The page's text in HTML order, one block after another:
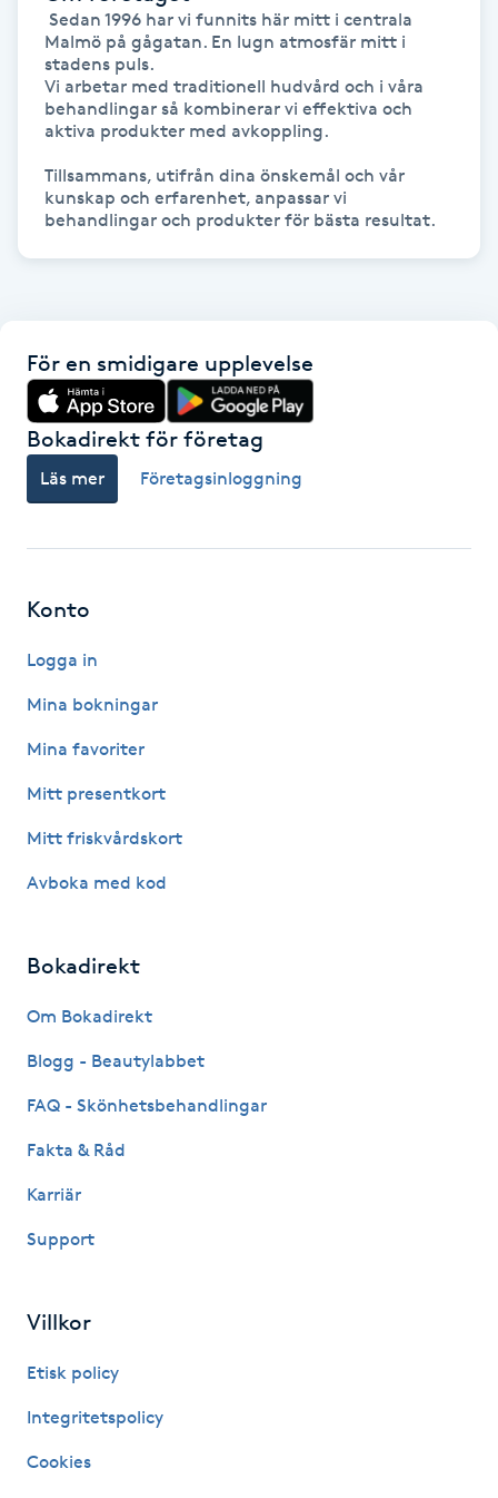
IPL hårborttagning
IR-massage
Japansk massage
Kemisk peeling
Keratinbehandling
Kiropraktik
Klangmassage
Klippning & Slingor
Koppningsmassage
Kosmetisk tatuering
Kroppsinpackning
Laserbehandling
Malmö på gågatan. En lugn atmosfär mitt i
stadens puls.
Vi arbetar med traditionell hudvård och i våra
behandlingar så kombinerar vi effektiva och
aktiva produkter med avkoppling.
Tillsammans, utifrån dina önskemål och vår
kunskap och erfarenhet, anpassar vi
För en smidigare upplevelse
Bokadirekt för företag
Läs mer Företagsinloggning
Konto
Logga in
Mina bokningar
Mina favoriter
Mitt presentkort
Mitt friskvårdskort
Avboka med kod
Bokadirekt
Om Bokadirekt
Blogg - Beautylabbet
FAQ - Skönhetsbehandlingar
Fakta & Råd
Karriär
Support
Villkor
Etisk policy
Integritetspolicy
Cookies